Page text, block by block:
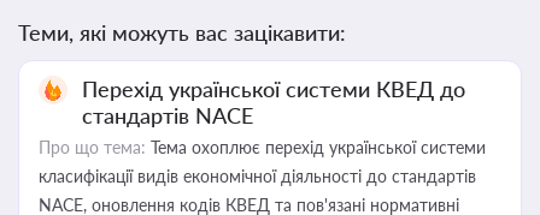
Теми, які можуть вас зацікавити:
Перехід української системи КВЕД до
стандартів NACE
Про що тема: Тема охоплює перехід української системи
класифікації видів економічної діяльності до стандартів
NACE, оновлення кодів КВЕД та пов'язані нормативні